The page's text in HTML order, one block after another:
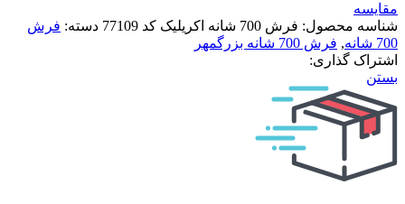
مقایسه
شناسه محصول: فرش 700 شانه اکریلیک کد 77109 دسته: فرش
700 شانه
, فرش 700 شانه بزرگمهر
اشتراک گذاری:
بستن